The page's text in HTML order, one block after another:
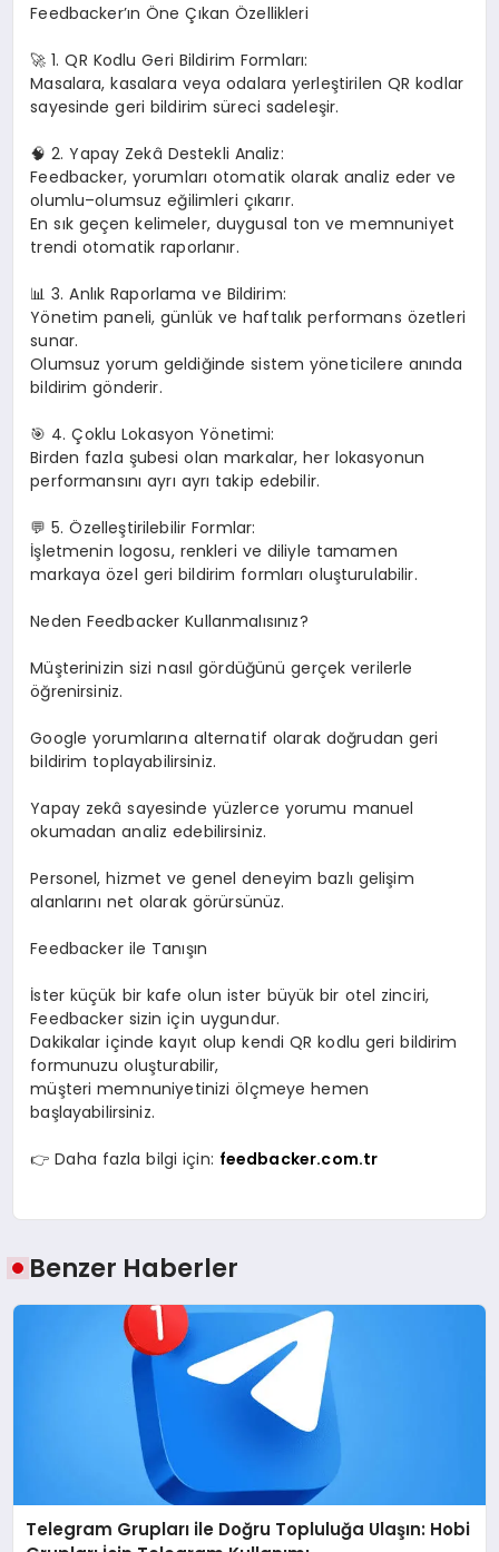
Feedbacker’ın Öne Çıkan Özellikleri
🚀 1. QR Kodlu Geri Bildirim Formları:
Masalara, kasalara veya odalara yerleştirilen QR kodlar
sayesinde geri bildirim süreci sadeleşir.
🧠 2. Yapay Zekâ Destekli Analiz:
Feedbacker, yorumları otomatik olarak analiz eder ve
olumlu–olumsuz eğilimleri çıkarır.
En sık geçen kelimeler, duygusal ton ve memnuniyet
trendi otomatik raporlanır.
📊 3. Anlık Raporlama ve Bildirim:
Yönetim paneli, günlük ve haftalık performans özetleri
sunar.
Olumsuz yorum geldiğinde sistem yöneticilere anında
bildirim gönderir.
🎯 4. Çoklu Lokasyon Yönetimi:
Birden fazla şubesi olan markalar, her lokasyonun
performansını ayrı ayrı takip edebilir.
💬 5. Özelleştirilebilir Formlar:
İşletmenin logosu, renkleri ve diliyle tamamen
markaya özel geri bildirim formları oluşturulabilir.
Neden Feedbacker Kullanmalısınız?
Müşterinizin sizi nasıl gördüğünü gerçek verilerle
öğrenirsiniz.
Google yorumlarına alternatif olarak doğrudan geri
bildirim toplayabilirsiniz.
Yapay zekâ sayesinde yüzlerce yorumu manuel
okumadan analiz edebilirsiniz.
Personel, hizmet ve genel deneyim bazlı gelişim
alanlarını net olarak görürsünüz.
Feedbacker ile Tanışın
İster küçük bir kafe olun ister büyük bir otel zinciri,
Feedbacker sizin için uygundur.
Dakikalar içinde kayıt olup kendi QR kodlu geri bildirim
formunuzu oluşturabilir,
müşteri memnuniyetinizi ölçmeye hemen
başlayabilirsiniz.
👉 Daha fazla bilgi için: feedbacker.com.tr
Benzer Haberler
Telegram Grupları ile Doğru Topluluğa Ulaşın: Hobi